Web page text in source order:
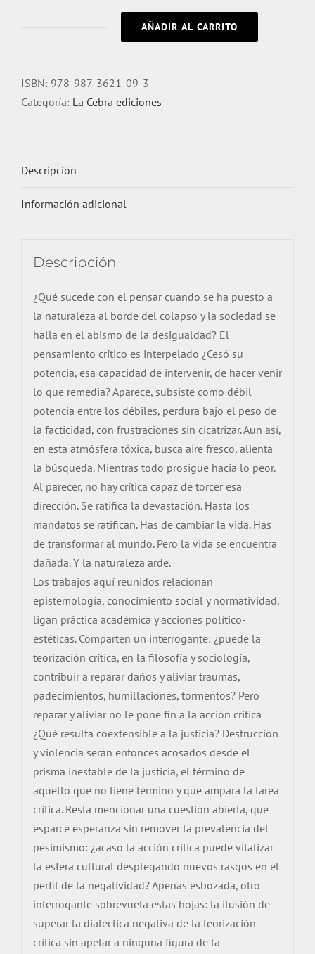
AÑADIR AL CARRITO
ISBN: 978-987-3621-09-3
Categoría: La Cebra ediciones
Descripción
Información adicional
Descripción
¿Qué sucede con el pensar cuando se ha puesto a
la naturaleza al borde del colapso y la sociedad se
halla en el abismo de la desigualdad? El
pensamiento crítico es interpelado ¿Cesó su
potencia, esa capacidad de intervenir, de hacer venir
lo que remedia? Aparece, subsiste como débil
potencia entre los débiles, perdura bajo el peso de
la facticidad, con frustraciones sin cicatrizar. Aun así,
en esta atmósfera tóxica, busca aire fresco, alienta
la búsqueda. Mientras todo prosigue hacia lo peor.
Al parecer, no hay crítica capaz de torcer esa
dirección. Se ratifica la devastación. Hasta los
mandatos se ratifican. Has de cambiar la vida. Has
de transformar al mundo. Pero la vida se encuentra
dañada. Y la naturaleza arde.
Los trabajos aquí reunidos relacionan
epistemología, conocimiento social y normatividad,
ligan práctica académica y acciones político-
estéticas. Comparten un interrogante: ¿puede la
teorización crítica, en la filosofía y sociología,
contribuir a reparar daños y aliviar traumas,
padecimientos, humillaciones, tormentos? Pero
reparar y aliviar no le pone fin a la acción crítica
¿Qué resulta coextensible a la justicia? Destrucción
y violencia serán entonces acosados desde el
prisma inestable de la justicia, el término de
aquello que no tiene término y que ampara la tarea
crítica. Resta mencionar una cuestión abierta, que
esparce esperanza sin remover la prevalencia del
pesimismo: ¿acaso la acción crítica puede vitalizar
la esfera cultural desplegando nuevos rasgos en el
perfil de la negatividad? Apenas esbozada, otro
interrogante sobrevuela estas hojas: la ilusión de
superar la dialéctica negativa de la teorización
crítica sin apelar a ninguna figura de la